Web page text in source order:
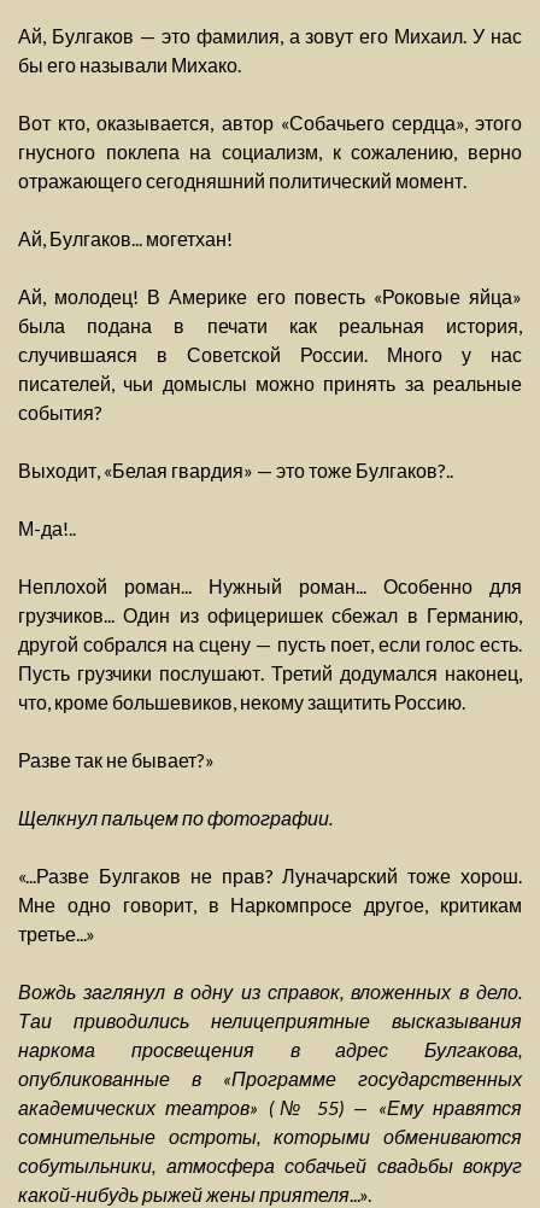
Ай, Булгаков — это фамилия, а зовут его Михаил. У нас
бы его называли Михако.
Вот кто, оказывается, автор «Собачьего сердца», этого
гнусного поклепа на социализм, к сожалению, верно
отражающего сегодняшний политический момент.
Ай, Булгаков... могетхан!
Ай, молодец! В Америке его повесть «Роковые яйца»
была подана в печати как реальная история,
случившаяся в Советской России. Много у нас
писателей, чьи домыслы можно принять за реальные
события?
Выходит, «Белая гвардия» — это тоже Булгаков?..
М-да!..
Неплохой роман... Нужный роман... Особенно для
грузчиков... Один из офицеришек сбежал в Германию,
другой собрался на сцену — пусть поет, если голос есть.
Пусть грузчики послушают. Третий додумался наконец,
что, кроме большевиков, некому защитить Россию.
Разве так не бывает?»
Щелкнул пальцем по фотографии.
«...Разве Булгаков не прав? Луначарский тоже хорош.
Мне одно говорит, в Наркомпросе другое, критикам
третье...»
Вождь заглянул в одну из справок, вложенных в дело.
Таи приводились нелицеприятные высказывания
наркома просвещения в адрес Булгакова,
опубликованные в «Программе государственных
академических театров» (№ 55) — «Ему нравятся
сомнительные остроты, которыми обмениваются
собутыльники, атмосфера собачьей свадьбы вокруг
какой-нибудь рыжей жены приятеля...».